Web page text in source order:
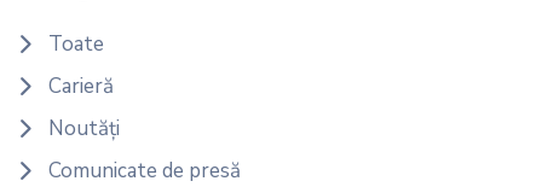
Toate
Carieră
Noutăți
Comunicate de presă